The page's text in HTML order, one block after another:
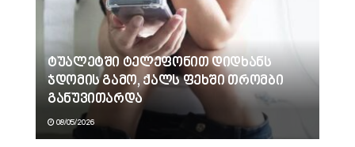
ტუალეტში ტელეფონით დიდხანს
ჯდომის გამო, ქალს ფეხში თრომბი
განუვითარდა
08/05/2026